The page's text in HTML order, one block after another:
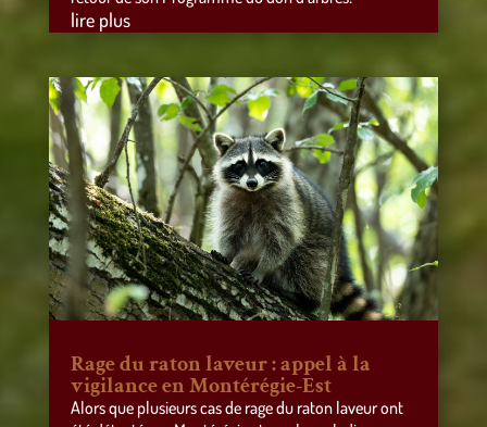
lire plus
Rage du raton laveur : appel à la
vigilance en Montérégie-Est
Alors que plusieurs cas de rage du raton laveur ont